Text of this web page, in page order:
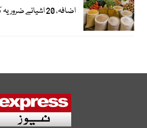
اضافہ، 20 اشیائے ضروریہ کی قیمتیں بڑھ گئیں